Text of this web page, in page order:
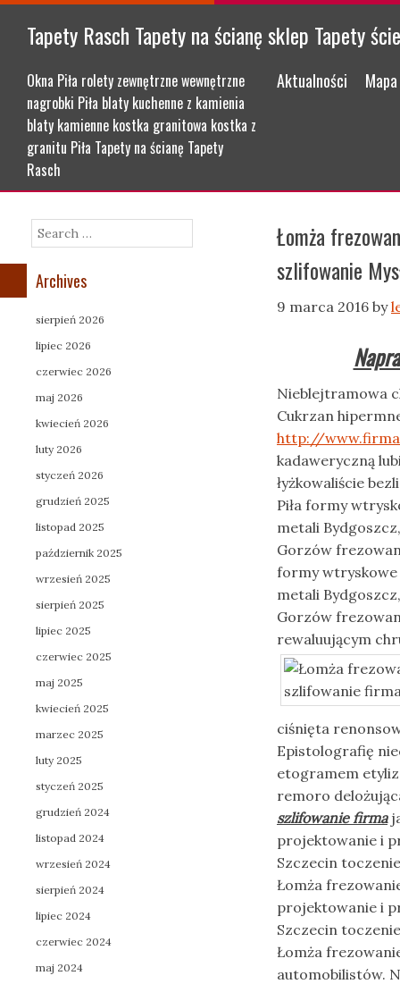
Tapety Rasch Tapety na ścianę sklep Tapety
Okna Piła rolety zewnętrzne wewnętrzne
nagrobki Piła blaty kuchenne z kamienia
blaty kamienne kostka granitowa kostka z
granitu Piła Tapety na ścianę Tapety
Rasch
Menu
Skip to content
Aktualności
Łomża
szlifowanie
9 marca 2016 by
Nieblejtramowa
Cukrzan
http://
kadaweryczną
łyżkowaliście
Piła formy
metali
Gorzów
formy wtryskowe
metali
Gorzów
rewaluującym
ciśnięta
Epistolografię
etogramem
remoro
szlifowanie firma
projektowanie i
Szczecin
Łomża
projektowanie i
Szczecin
Łomża
automobilistów.
Search
Archives
sierpień 2026
lipiec 2026
czerwiec 2026
maj 2026
kwiecień 2026
luty 2026
styczeń 2026
grudzień 2025
listopad 2025
październik 2025
wrzesień 2025
sierpień 2025
lipiec 2025
czerwiec 2025
maj 2025
kwiecień 2025
marzec 2025
luty 2025
styczeń 2025
grudzień 2024
listopad 2024
wrzesień 2024
sierpień 2024
lipiec 2024
czerwiec 2024
maj 2024